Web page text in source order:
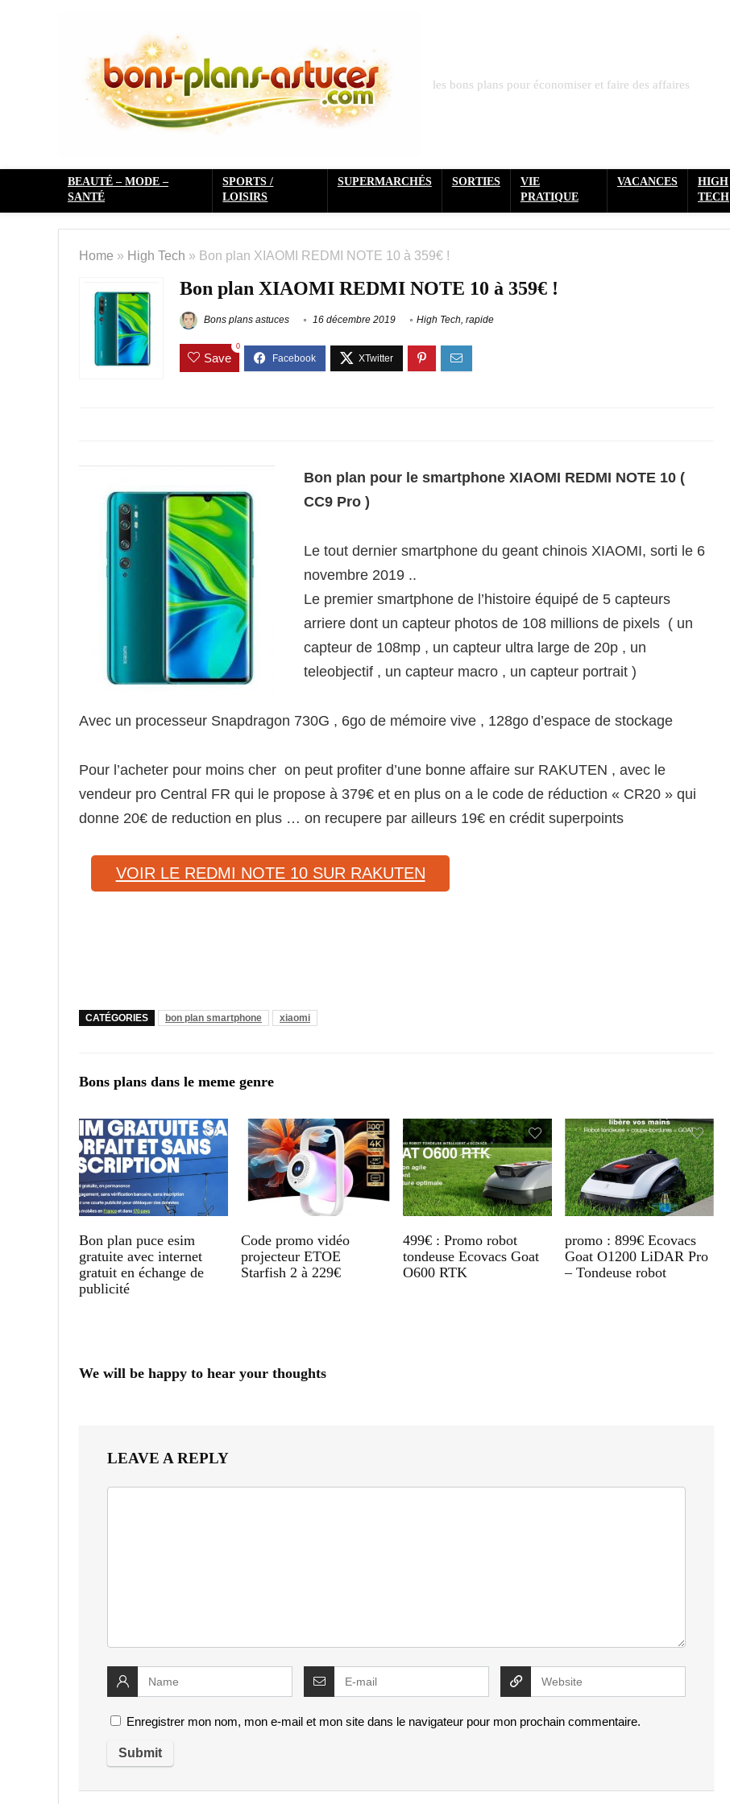
les bons plans pour économiser et faire des affaires
BEAUTÉ – MODE –
SANTÉ
SPORTS /
LOISIRS
SUPERMARCHÉS SORTIES
VIE
PRATIQUE
VACANCES
HIGH
TECH
Home » High Tech » Bon plan XIAOMI REDMI NOTE 10 à 359€ !
Bon plan XIAOMI REDMI NOTE 10 à 359€ !
Bons plans astuces 16 décembre 2019 High Tech, rapide
Save
0
Bon plan pour le smartphone XIAOMI REDMI NOTE 10 (
CC9 Pro )
Le tout dernier smartphone du geant chinois XIAOMI, sorti le 6
novembre 2019 ..
Le premier smartphone de l’histoire équipé de 5 capteurs
arriere dont un capteur photos de 108 millions de pixels ( un
capteur de 108mp , un capteur ultra large de 20p , un
teleobjectif , un capteur macro , un capteur portrait )
Avec un processeur Snapdragon 730G , 6go de mémoire vive , 128go d’espace de stockage
Pour l’acheter pour moins cher on peut profiter d’une bonne affaire sur RAKUTEN , avec le
vendeur pro Central FR qui le propose à 379€ et en plus on a le code de réduction « CR20 » qui
donne 20€ de reduction en plus … on recupere par ailleurs 19€ en crédit superpoints
VOIR LE REDMI NOTE 10 SUR RAKUTEN
CATÉGORIES bon plan smartphone xiaomi
Bons plans dans le meme genre
Bon plan puce esim
gratuite avec internet
gratuit en échange de
publicité
Code promo vidéo
projecteur ETOE
Starfish 2 à 229€
499€ : Promo robot
tondeuse Ecovacs Goat
O600 RTK
promo : 899€ Ecovacs
Goat O1200 LiDAR Pro
– Tondeuse robot
We will be happy to hear your thoughts
LEAVE A REPLY
Enregistrer mon nom, mon e-mail et mon site dans le navigateur pour mon prochain commentaire.